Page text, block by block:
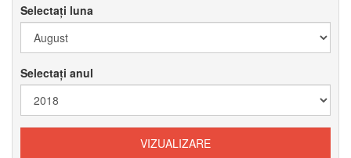
Selectați luna
Selectați anul